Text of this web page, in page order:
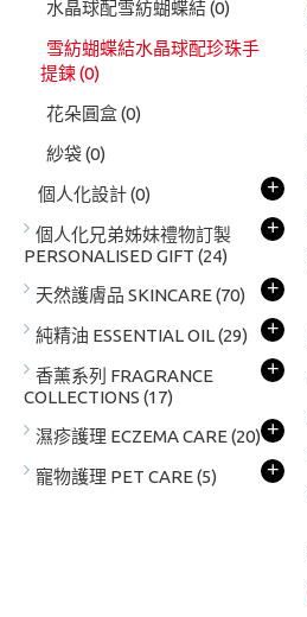
水晶球配雪紡蝴蝶結(0)
雪紡蝴蝶結水晶球配珍珠手
提鍊 (0)
花朵圓盒(0)
紗袋(0)
個人化設計(0) +
個人化兄弟姊妹禮物訂製
PERSONALISED GIFT (24)
+
天然護膚品 SKINCARE (70) +
純精油 ESSENTIAL OIL(29) +
香薰系列 FRAGRANCE
COLLECTIONS (17)
+
濕疹護理 ECZEMA CARE (20) +
寵物護理 PET CARE (5) +